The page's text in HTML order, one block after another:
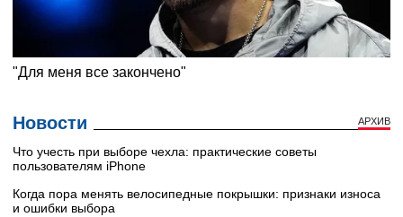
Новости АРХИВ
Что учесть при выборе чехла: практические советы
пользователям iPhone
Когда пора менять велосипедные покрышки: признаки износа
и ошибки выбора